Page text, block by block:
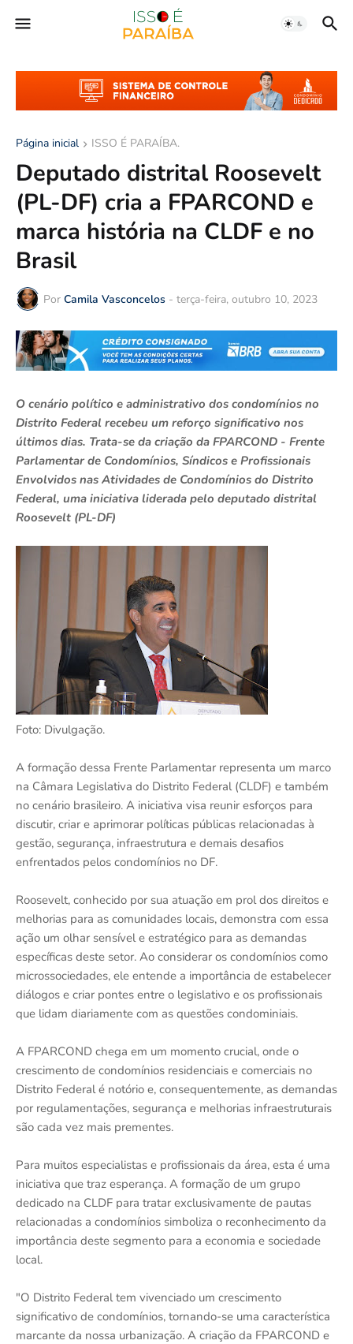
Página inicial ISSO É PARAÍBA.
Deputado distrital Roosevelt
(PL-DF) cria a FPARCOND e
marca história na CLDF e no
Brasil
Por Camila Vasconcelos - terça-feira, outubro 10, 2023
O cenário político e administrativo dos condomínios no
Distrito Federal recebeu um reforço significativo nos
últimos dias. Trata-se da criação da FPARCOND - Frente
Parlamentar de Condomínios, Síndicos e Profissionais
Envolvidos nas Atividades de Condomínios do Distrito
Federal, uma iniciativa liderada pelo deputado distrital
Roosevelt (PL-DF)
Foto: Divulgação.
A formação dessa Frente Parlamentar representa um marco
na Câmara Legislativa do Distrito Federal (CLDF) e também
no cenário brasileiro. A iniciativa visa reunir esforços para
discutir, criar e aprimorar políticas públicas relacionadas à
gestão, segurança, infraestrutura e demais desafios
enfrentados pelos condomínios no DF.
Roosevelt, conhecido por sua atuação em prol dos direitos e
melhorias para as comunidades locais, demonstra com essa
ação um olhar sensível e estratégico para as demandas
específicas deste setor. Ao considerar os condomínios como
microssociedades, ele entende a importância de estabelecer
diálogos e criar pontes entre o legislativo e os profissionais
que lidam diariamente com as questões condominiais.
A FPARCOND chega em um momento crucial, onde o
crescimento de condomínios residenciais e comerciais no
Distrito Federal é notório e, consequentemente, as demandas
por regulamentações, segurança e melhorias infraestruturais
são cada vez mais prementes.
Para muitos especialistas e profissionais da área, esta é uma
iniciativa que traz esperança. A formação de um grupo
dedicado na CLDF para tratar exclusivamente de pautas
relacionadas a condomínios simboliza o reconhecimento da
importância deste segmento para a economia e sociedade
local.
"O Distrito Federal tem vivenciado um crescimento
significativo de condomínios, tornando-se uma característica
marcante da nossa urbanização. A criação da FPARCOND e